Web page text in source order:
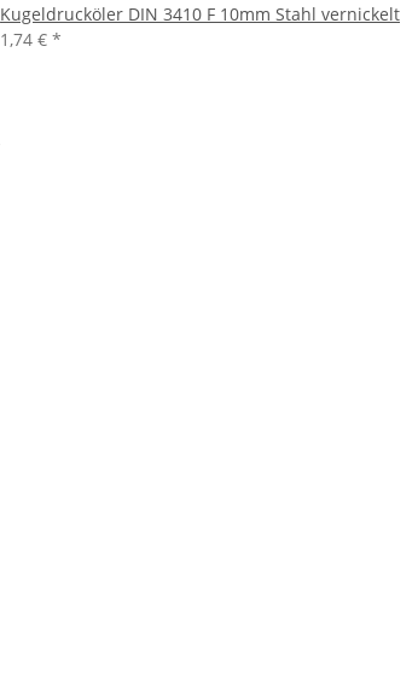
Kugeldrucköler DIN 3410 F 10mm Stahl vernickelt
1,74 € *